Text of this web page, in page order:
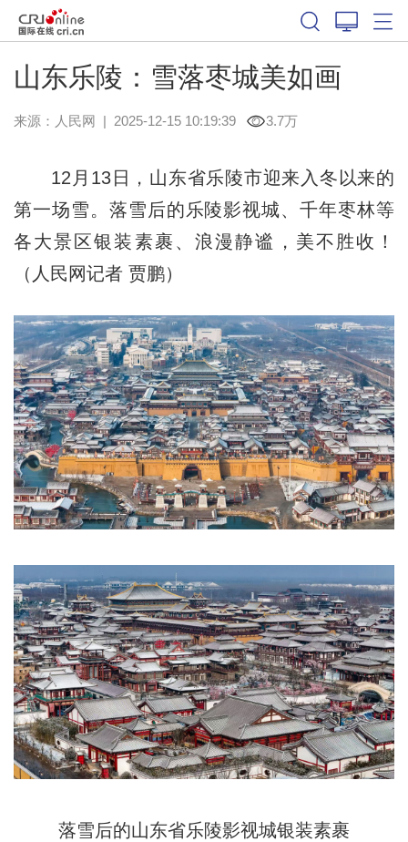
山东乐陵：雪落枣城美如画
来源： 人民网 | 2025-12-15 10:19:39 3.7万
12月13日，山东省乐陵市迎来入冬以来的
第一场雪。落雪后的乐陵影视城、千年枣林等
各大景区银装素裹、浪漫静谧，美不胜收！
（人民网记者 贾鹏）
落雪后的山东省乐陵影视城银装素裹